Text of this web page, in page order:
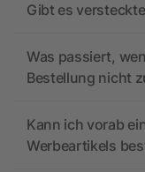
Gibt es
Was passiert,
Bestellung nicht
Kann ich vorab
Werbeartikels